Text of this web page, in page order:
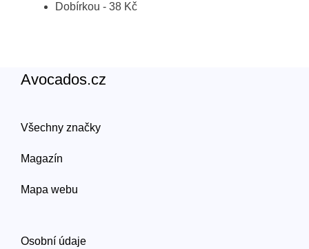
Dobírkou - 38 Kč
Avocados.cz
Všechny značky
Magazín
Mapa webu
Osobní údaje